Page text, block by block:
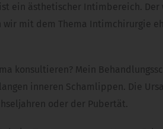
ein ästhetischer Intimbereich.
mit dem Thema Intimchirurgie
konsultieren? Mein
inneren Schamlippen. Die
oder der Pubertät.